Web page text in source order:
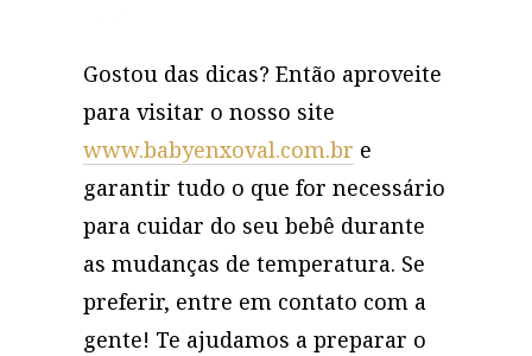
Gostou das dicas? Então aproveite
para visitar o nosso site
www.babyenxoval.com.br e
garantir tudo o que for necessário
para cuidar do seu bebê durante
as mudanças de temperatura. Se
preferir, entre em contato com a
gente! Te ajudamos a preparar o